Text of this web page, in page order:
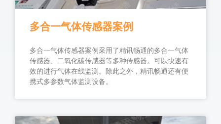
多合一气体传感器案例
多合一气体传感器案例采用了精讯畅通的多合一气体
传感器、二氧化碳传感器等多种传感器。可以快速有
效的进行气体在线监测。除此之外，精讯畅通还有便
携式多参数气体监测设备。